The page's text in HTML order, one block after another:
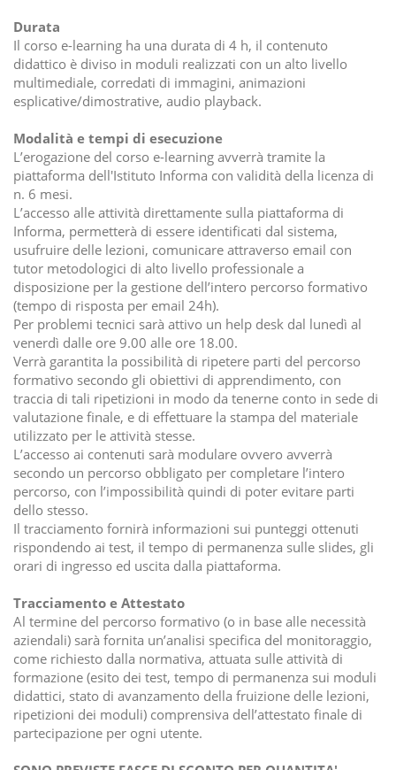
Durata
Il corso e-learning ha una durata di 4 h, il contenuto
didattico è diviso in moduli realizzati con un alto livello
multimediale, corredati di immagini, animazioni
esplicative/dimostrative, audio playback.
Modalità e tempi di esecuzione
L’erogazione del corso e-learning avverrà tramite la
piattaforma dell'Istituto Informa con validità della licenza di
n. 6 mesi.
L’accesso alle attività direttamente sulla piattaforma di
Informa, permetterà di essere identificati dal sistema,
usufruire delle lezioni, comunicare attraverso email con
tutor metodologici di alto livello professionale a
disposizione per la gestione dell’intero percorso formativo
(tempo di risposta per email 24h).
Per problemi tecnici sarà attivo un help desk dal lunedì al
venerdì dalle ore 9.00 alle ore 18.00.
Verrà garantita la possibilità di ripetere parti del percorso
formativo secondo gli obiettivi di apprendimento, con
traccia di tali ripetizioni in modo da tenerne conto in sede di
valutazione finale, e di effettuare la stampa del materiale
utilizzato per le attività stesse.
L’accesso ai contenuti sarà modulare ovvero avverrà
secondo un percorso obbligato per completare l’intero
percorso, con l’impossibilità quindi di poter evitare parti
dello stesso.
Il tracciamento fornirà informazioni sui punteggi ottenuti
rispondendo ai test, il tempo di permanenza sulle slides, gli
orari di ingresso ed uscita dalla piattaforma.
Tracciamento e Attestato
Al termine del percorso formativo (o in base alle necessità
aziendali) sarà fornita un’analisi specifica del monitoraggio,
come richiesto dalla normativa, attuata sulle attività di
formazione (esito dei test, tempo di permanenza sui moduli
didattici, stato di avanzamento della fruizione delle lezioni,
ripetizioni dei moduli) comprensiva dell’attestato finale di
partecipazione per ogni utente.